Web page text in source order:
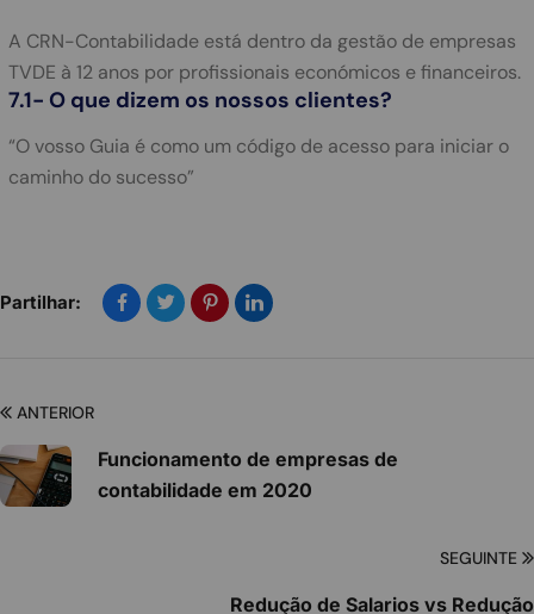
A CRN-Contabilidade está dentro da gestão de empresas
TVDE à 12 anos por profissionais económicos e financeiros.
7.1- O que dizem os nossos clientes?
“O vosso Guia é como um código de acesso para iniciar o
caminho do sucesso”
Partilhar:
ANTERIOR
Funcionamento de empresas de
contabilidade em 2020
SEGUINTE
Redução de Salarios vs Redução